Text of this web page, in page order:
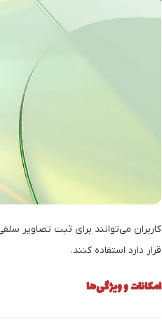
قرار دارد استفاده کنند.
امکانات و ویژگی‌ها